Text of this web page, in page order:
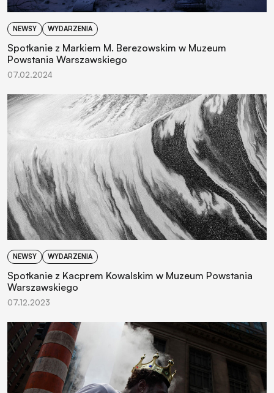
NEWSY WYDARZENIA
Spotkanie z Markiem M. Berezowskim w Muzeum
Powstania Warszawskiego
07.02.2024
NEWSY WYDARZENIA
Spotkanie z Kacprem Kowalskim w Muzeum Powstania
Warszawskiego
07.12.2023